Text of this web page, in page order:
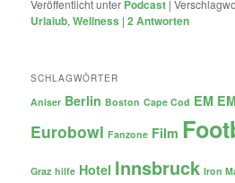
Veröffentlicht unter Podcast |
Urlaiub,Wellness |2 Antworten
SCHLAGWÖRTER
Aniser Berlin Boston Cape Cod EM
Eurobowl Fanzone Film
Graz hilfe Hotel Innsbruck Iron